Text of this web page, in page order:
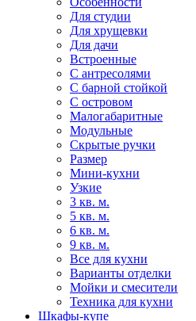
Для студии
Для хрущевки
Для дачи
Встроенные
С антресолями
С барной стойкой
С островом
Малогабаритные
Модульные
Скрытые ручки
Размер
Мини-кухни
Узкие
3 кв. м.
5 кв. м.
6 кв. м.
9 кв. м.
Все для кухни
Варианты отделки
Мойки и смесители
Техника для кухни
Шкафы-купе